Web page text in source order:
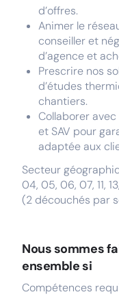
d’offres.
Animer le
conseiller et
d’agence et
Prescrire nos
d’études
chantiers.
Collaborer
et SAV pour
adaptée aux
Secteur
04, 05, 06, 07, 11,
(2 découchés par
Nous sommes
ensemble si
Compétences